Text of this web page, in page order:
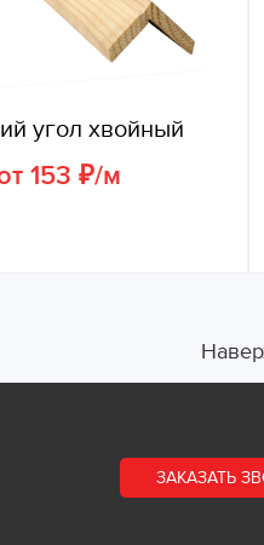
угол хвойный
153 ₽/м
ЗАКАЗАТЬ